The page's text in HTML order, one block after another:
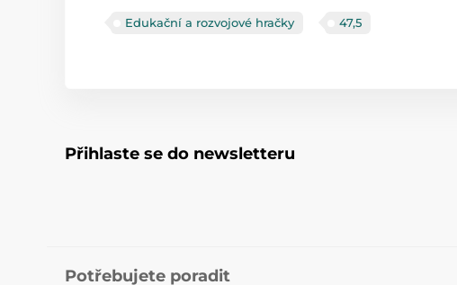
Edukační a rozvojové hračky 47,5
Přihlaste se do newsletteru
Potřebujete poradit